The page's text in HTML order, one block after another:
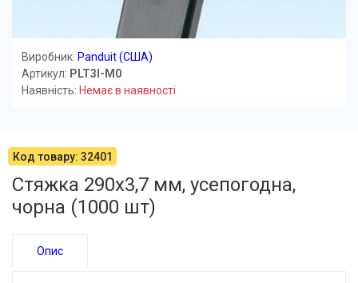
Виробник: Panduit (США)
Артикул: PLT3I-M0
Наявність: Немає в наявності
Код товару: 32401
Cтяжка 290х3,7 мм, усепогодна,
чорна (1000 шт)
Опис